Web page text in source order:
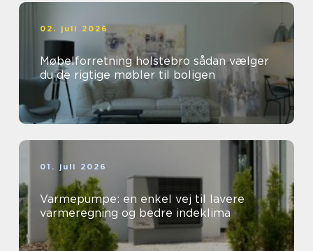
02. juli 2026
Møbelforretning holstebro sådan vælger
du de rigtige møbler til boligen
01. juli 2026
Varmepumpe: en enkel vej til lavere
varmeregning og bedre indeklima